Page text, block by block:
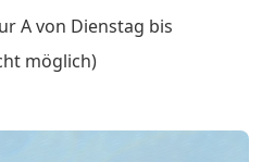
A von Dienstag bis
möglich)